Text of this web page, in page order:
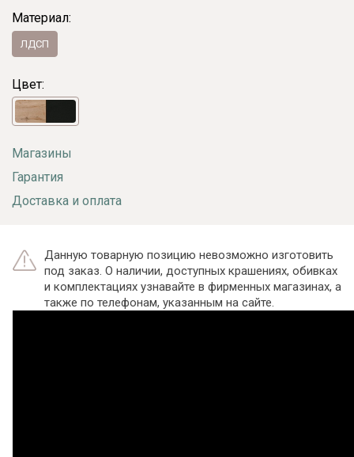
Материал:
ЛДСП
Цвет:
Магазины
Гарантия
Доставка и оплата
Данную товарную позицию невозможно изготовить
под заказ. О наличии, доступных крашениях, обивках
и комплектациях узнавайте в фирменных магазинах, а
также по телефонам, указанным на сайте.